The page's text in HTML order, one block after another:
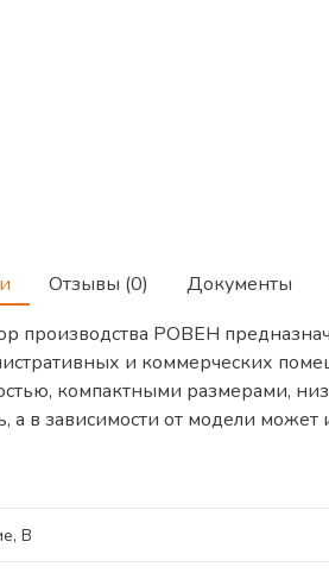
Отзывы (0) Документы
производства РОВЕН
и коммерческих
компактными размерами,
а в зависимости от модели
В